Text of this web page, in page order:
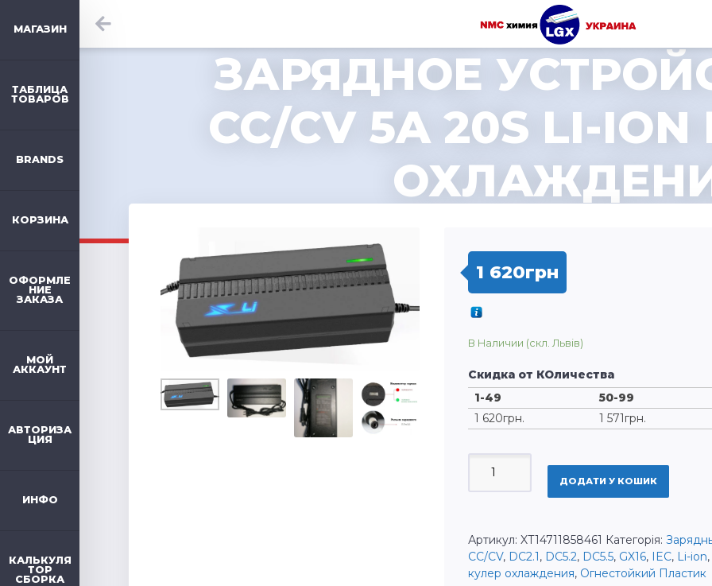
МАГАЗИН
ТАБЛИЦА
ТОВАРОВ
BRANDS
КОРЗИНА
ОФОРМЛЕ
НИЕ
ЗАКАЗА
МОЙ
АККАУНТ
АВТОРИЗА
ЦИЯ
ИНФО
КАЛЬКУЛЯ
ТОР
СБОРКА
ЗАРЯДНОЕ
CC/CV 5A 20S LI-ION
1 620грн
В Наличии (скл. Львів)
Скидка от КОличества
1-49
50-99
1 620грн. 1 571грн.
УСТРОЙСТВО
84V
20S
LI-
ION
ДОДАТИ У КОШИК
Артикул: XT14711858461 Категорія:
CC/CV, DC2.1, DC5.2, DC5.5, GX16, IEC, Li-ion,
кулер охлаждения, Огнестойкий Пластик